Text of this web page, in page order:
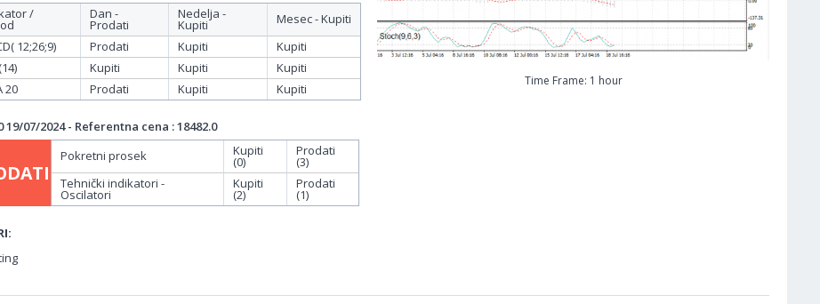
Time Frame: 1 hour
/
Dan -
Prodati
Nedelja -
Kupiti
Mesec - Kupiti
12;26;9)
Prodati Kupiti
Kupiti
Kupiti Kupiti
Kupiti
20
Prodati Kupiti Kupiti
19/07/2024 - Referentna cena : 18482.0
Pokretni prosek Kupiti
(0)
Prodati
(3)
Tehnički indikatori -
Oscilatori
Kupiti
(2)
Prodati
(1)